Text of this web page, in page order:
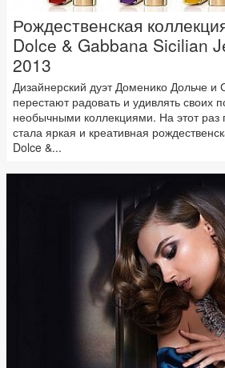
Рождественская
Dolce & Gabbana Sicilian
2013
Дизайнерский дуэт Доменико Дольче
перестают радовать и удивлять своих
необычными коллекциями. На этот раз
стала яркая и креативная
Dolce &...